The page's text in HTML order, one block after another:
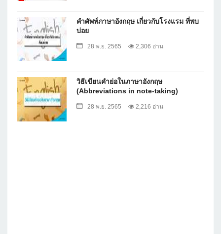
คำศัพท์ภาษาอังกฤษ เกี่ยวกับโรงแรม ที่พบ
บ่อย
28 พ.ย. 2565 2,306 อ่าน
วิธีเขียนคำย่อในภาษาอังกฤษ
(Abbreviations in note-taking)
28 พ.ย. 2565 2,216 อ่าน